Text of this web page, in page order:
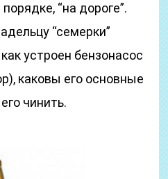
“на дороге”.
“семерки”
устроен бензонасос
каковы его основные
чинить.